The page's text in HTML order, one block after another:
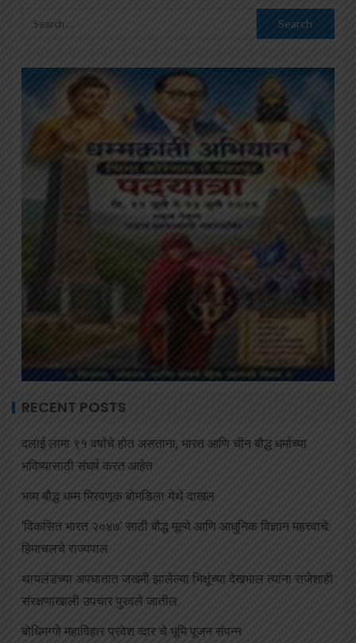
RECENT POSTS
दलाई लामा ९१ वर्षांचे होत असताना, भारत आणि चीन बौद्ध धर्माच्या
भविष्यासाठी संघर्ष करत आहेत
भव्य बौद्ध धम्म मिरवणूक बोमडिला येथे दाखल
‘विकसित भारत २०४७’ साठी बौद्ध मूल्ये आणि आधुनिक विज्ञान महत्त्वाचे:
हिमाचलचे राज्यपाल
थायलंडच्या अपघातात जखमी झालेल्या भिक्षूंच्या देखभाल त्यांना राजेशाही
संरक्षणाखाली उपचार पुरवले जातील.
बोधिमग्गो महाविहार प्रवेश व्दार चे भूमि पूजन संपन्न